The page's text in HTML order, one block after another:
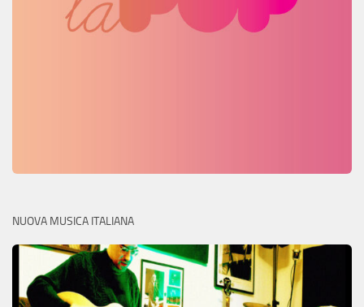
NUOVA MUSICA ITALIANA